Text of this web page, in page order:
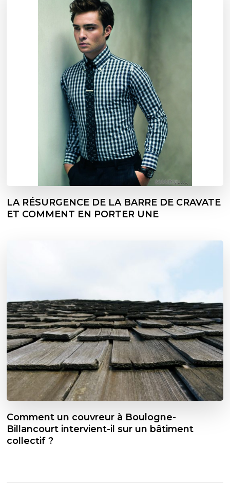
LA RÉSURGENCE DE LA BARRE DE CRAVATE
ET COMMENT EN PORTER UNE
Comment un couvreur à Boulogne-
Billancourt intervient-il sur un bâtiment
collectif ?